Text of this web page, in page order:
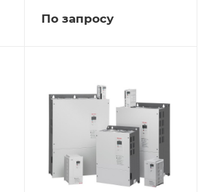
По запросу